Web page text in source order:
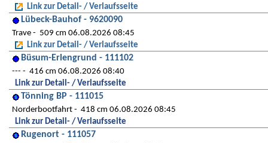
Link zur Detail- / Verlaufsseite
Lübeck-Bauhof - 9620090
Trave
509 cm 06.08.2026 08:45
Link zur Detail- / Verlaufsseite
Büsum-Erlengrund - 111102
---
416 cm 06.08.2026 08:40
Link zur Detail- / Verlaufsseite
Tönning BP - 111015
Norderbootfahrt
418 cm 06.08.2026 08:45
Link zur Detail- / Verlaufsseite
Rugenort - 111057